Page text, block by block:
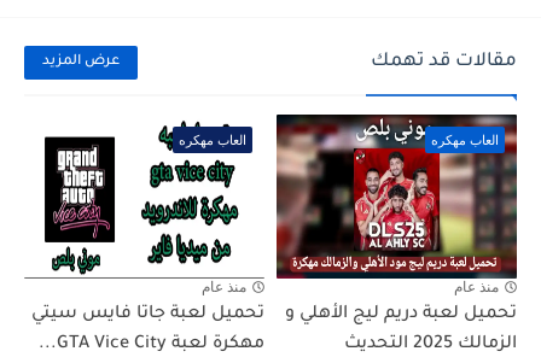
مقالات قد تهمك عرض المزيد
العاب مهكره
منذ عام
تحميل لعبة دريم ليج الأهلي و
الزمالك 2025 التحديث
العاب مهكره
منذ عام
تحميل لعبة جاتا فايس سيتي
مهكرة لعبة GTA Vice City...